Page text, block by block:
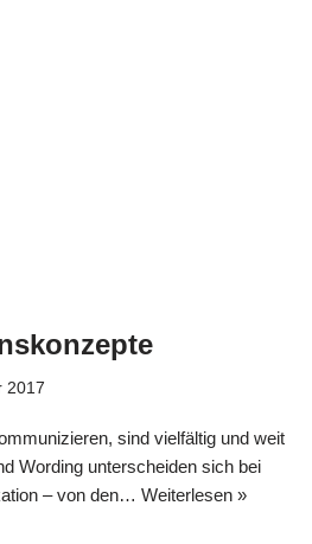
2017
sind vielfältig und weit
Wording unterscheiden sich bei
– von den… Weiterlesen »